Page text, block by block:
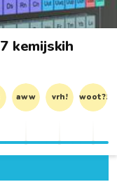
kemijskih
aww vrh! woot?!